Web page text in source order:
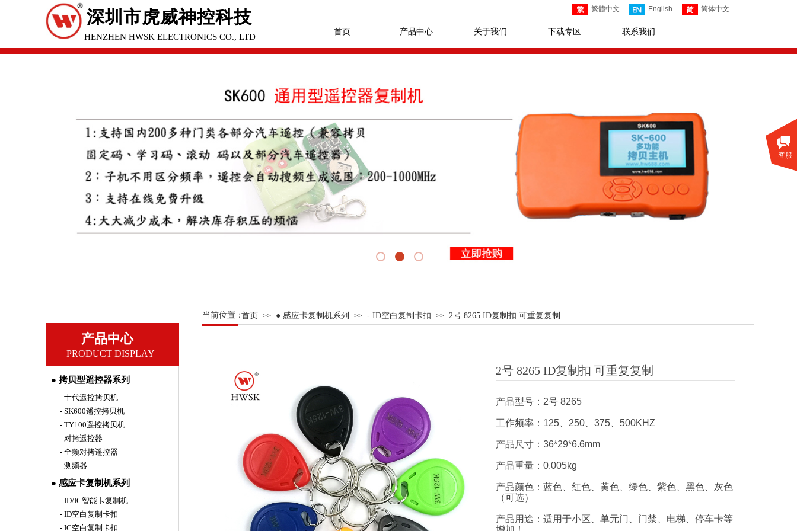
繁體中文 English 简体中文
深圳市虎威神控科技
有限公司
首页 产品中心 关于我们 下载专区 联系我们
SHENZHEN HWSK ELECTRONICS CO., LTD
当前位置：首页 >> ● 感应卡复制机系列 >> - ID空白复制卡扣 >> 2号 8265 ID复制扣 可重复复制
PRODUCT DISPLAY
产品中心
● 拷贝型遥控器系列
- 十代遥控拷贝机
- SK600遥控拷贝机
- TY100遥控拷贝机
- 对拷遥控器
- 全频对拷遥控器
- 测频器
● 感应卡复制机系列
- ID/IC智能卡复制机
- ID空白复制卡扣
- IC空白复制卡扣
2号 8265 ID复制扣 可重复复制
产品型号：2号 8265
工作频率：125、250、375、500KHZ
产品尺寸：36*29*6.6mm
产品重量：0.005kg
产品颜色：蓝色、红色、黄色、绿色、紫色、黑色、灰色
（可选）
产品用途：适用于小区、单元门、门禁、电梯、停车卡等
客服